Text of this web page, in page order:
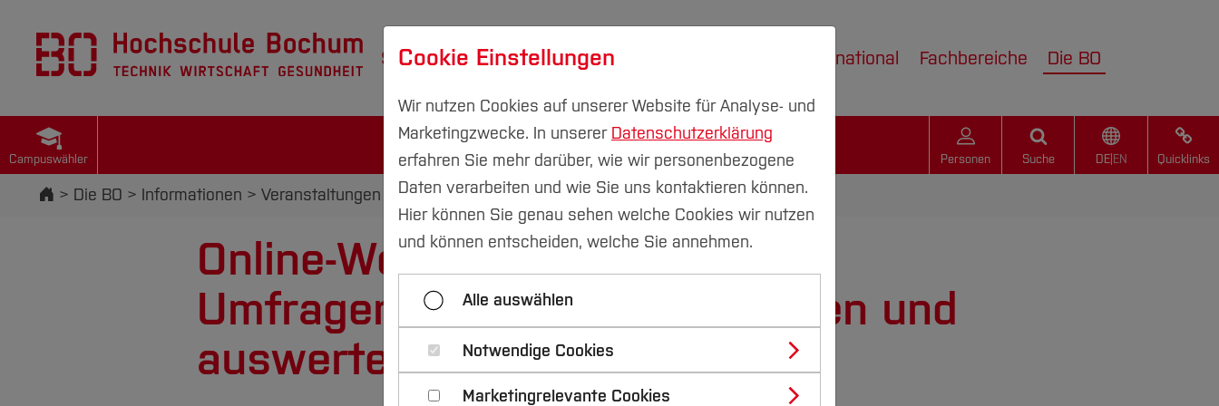
Studium Forschung & Transfer International Fachbereiche Die BO
Campuswähler Personen Suche DE| EN Quicklinks
Startseite
Die BO Informationen Veranstaltungen
Online-Workshop: "Erfolgreiche
Umfragen erstellen, durchführen und
auswerten."
Cookie Einstellungen
Wir nutzen Cookies auf unserer Website für Analyse- und
Marketingzwecke. In unserer Datenschutzerklärung
erfahren Sie mehr darüber, wie wir personenbezogene
Daten verarbeiten und wie Sie uns kontaktieren können.
Hier können Sie genau sehen welche Cookies wir nutzen
und können entscheiden, welche Sie annehmen.
Alle auswählen
Notwendige Cookies
Marketingrelevante Cookies